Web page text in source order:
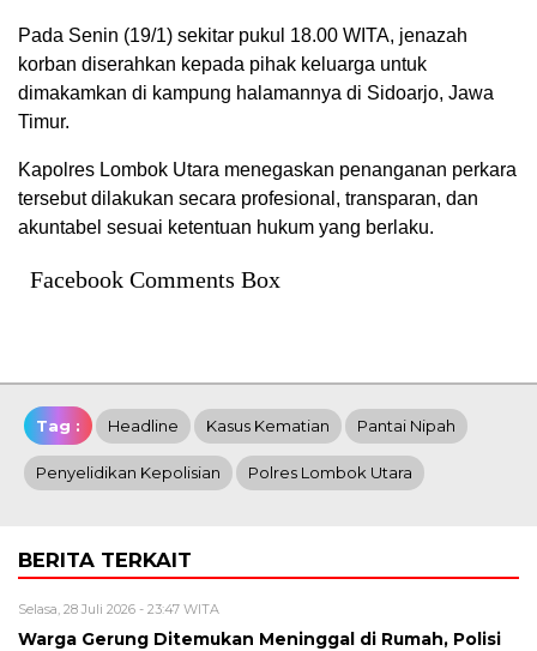
Pada Senin (19/1) sekitar pukul 18.00 WITA, jenazah
korban diserahkan kepada pihak keluarga untuk
dimakamkan di kampung halamannya di Sidoarjo, Jawa
Timur.
Kapolres Lombok Utara menegaskan penanganan perkara
tersebut dilakukan secara profesional, transparan, dan
akuntabel sesuai ketentuan hukum yang berlaku.
Facebook Comments Box
Tag : Headline Kasus Kematian Pantai Nipah
Penyelidikan Kepolisian Polres Lombok Utara
BERITA TERKAIT
Selasa, 28 Juli 2026 - 23:47 WITA
Warga Gerung Ditemukan Meninggal di Rumah, Polisi